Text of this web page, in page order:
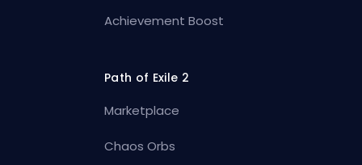
Achievement Boost
Path of Exile 2
Marketplace
Chaos Orbs